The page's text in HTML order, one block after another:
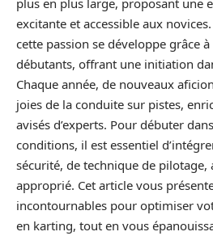
plus en plus large, proposant une
excitante et accessible aux
cette passion se développe grâce
débutants, offrant une initiation
Chaque année, de nouveaux
joies de la conduite sur pistes,
avisés d’experts. Pour débuter
conditions, il est essentiel
sécurité, de technique de pilotage,
approprié. Cet article vous
incontournables pour optimiser
en karting, tout en vous